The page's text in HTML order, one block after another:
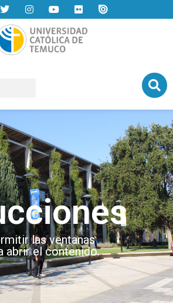
las ventanas
abrir el contenido.